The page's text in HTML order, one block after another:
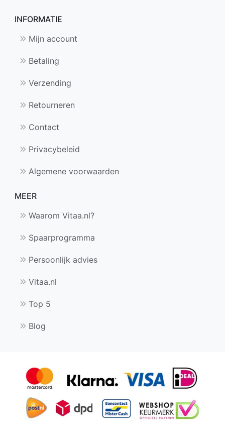
INFORMATIE
Mijn account
Betaling
Verzending
Retourneren
Contact
Privacybeleid
Algemene voorwaarden
MEER
Waarom Vitaa.nl?
Spaarprogramma
Persoonlijk advies
Vitaa.nl
Top 5
Blog